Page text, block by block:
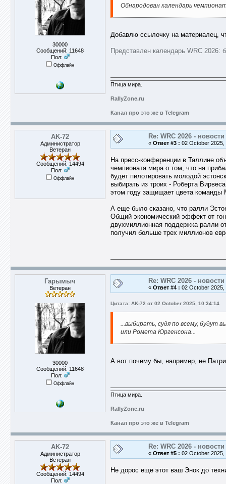
30000
Сообщений: 11648
Пол:
Оффлайн
Обнародован календарь
Добавлю ссылочку на материалец,
Представлен календарь WRC
Птица мира.
RallyZone.ru
Канал про это же в Telegram
AK-72
Администратор
Ветеран
Сообщений: 14494
Пол:
Оффлайн
Re: WRC 2026 -
« Ответ #3 : 02 October 2025,
На пресс-конференции в Таллине
чемпионата мира о том, что на
будет пилотировать молодой
выбирать из троих - Роберта
этом году защищает цвета команды
А еще было сказано, что ралли
Общий экономический эффект от
двухмиллионная поддержка ралли
получил больше трех миллионов
Гарымыч
Ветеран
30000
Сообщений: 11648
Пол:
Оффлайн
Re: WRC 2026 -
« Ответ #4 : 02 October 2025,
Цитата: AK-72 от 02 October 2025, 10:34:14
...выбирать, судя по всему, будут
или Ромета Юргенсона...
А вот почему бы, например, не
Птица мира.
RallyZone.ru
Канал про это же в Telegram
AK-72
Администратор
Ветеран
Сообщений: 14494
Пол:
Re: WRC 2026 -
« Ответ #5 : 02 October 2025,
Не дорос еще этот ваш Энок до